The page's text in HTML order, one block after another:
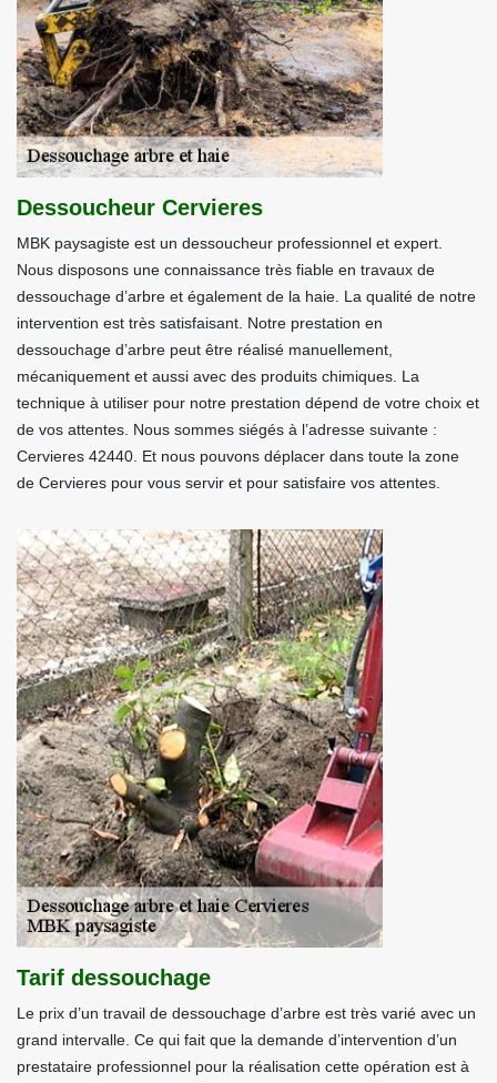
Dessoucheur Cervieres
MBK paysagiste est un dessoucheur professionnel et expert.
Nous disposons une connaissance très fiable en travaux de
dessouchage d’arbre et également de la haie. La qualité de notre
intervention est très satisfaisant. Notre prestation en
dessouchage d’arbre peut être réalisé manuellement,
mécaniquement et aussi avec des produits chimiques. La
technique à utiliser pour notre prestation dépend de votre choix et
de vos attentes. Nous sommes siégés à l’adresse suivante :
Cervieres 42440. Et nous pouvons déplacer dans toute la zone
de Cervieres pour vous servir et pour satisfaire vos attentes.
Tarif dessouchage
Le prix d’un travail de dessouchage d’arbre est très varié avec un
grand intervalle. Ce qui fait que la demande d’intervention d’un
prestataire professionnel pour la réalisation cette opération est à